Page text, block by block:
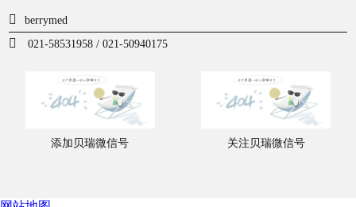
berrymed
021-58531958 / 021-50940175
添加贝瑞微信号 关注贝瑞微信号